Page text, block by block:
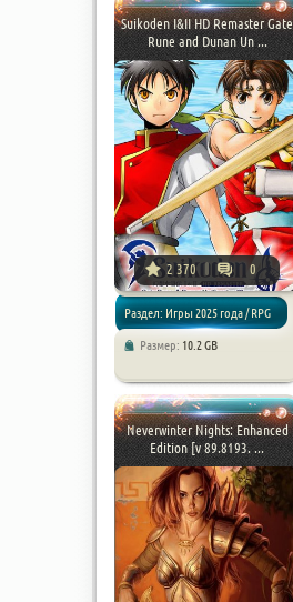
Suikoden I&II HD Remaster Gate
Rune and Dunan Un ...
2 370 0
Раздел: Игры 2025 года / RPG
Размер: 10.2 GB
Neverwinter Nights: Enhanced
Edition [v 89.8193. ...